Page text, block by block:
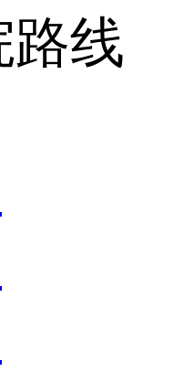
路线